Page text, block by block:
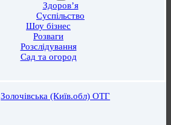
Здоров’я
Суспільство
Шоу бізнес
Розваги
Розслідування
Сад та огород
Золочівська (Київ.обл) ОТГ